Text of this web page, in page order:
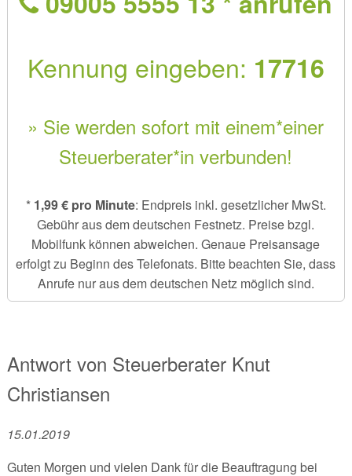
Kennung eingeben: 17716
» Sie werden sofort mit einem*einer
Steuerberater*in verbunden!
* 1,99 € pro Minute: Endpreis inkl. gesetzlicher MwSt.
Gebühr aus dem deutschen Festnetz. Preise bzgl.
Mobilfunk können abweichen. Genaue Preisansage
erfolgt zu Beginn des Telefonats. Bitte beachten Sie, dass
Anrufe nur aus dem deutschen Netz möglich sind.
Antwort von Steuerberater Knut
Christiansen
15.01.2019
Guten Morgen und vielen Dank für die Beauftragung bei